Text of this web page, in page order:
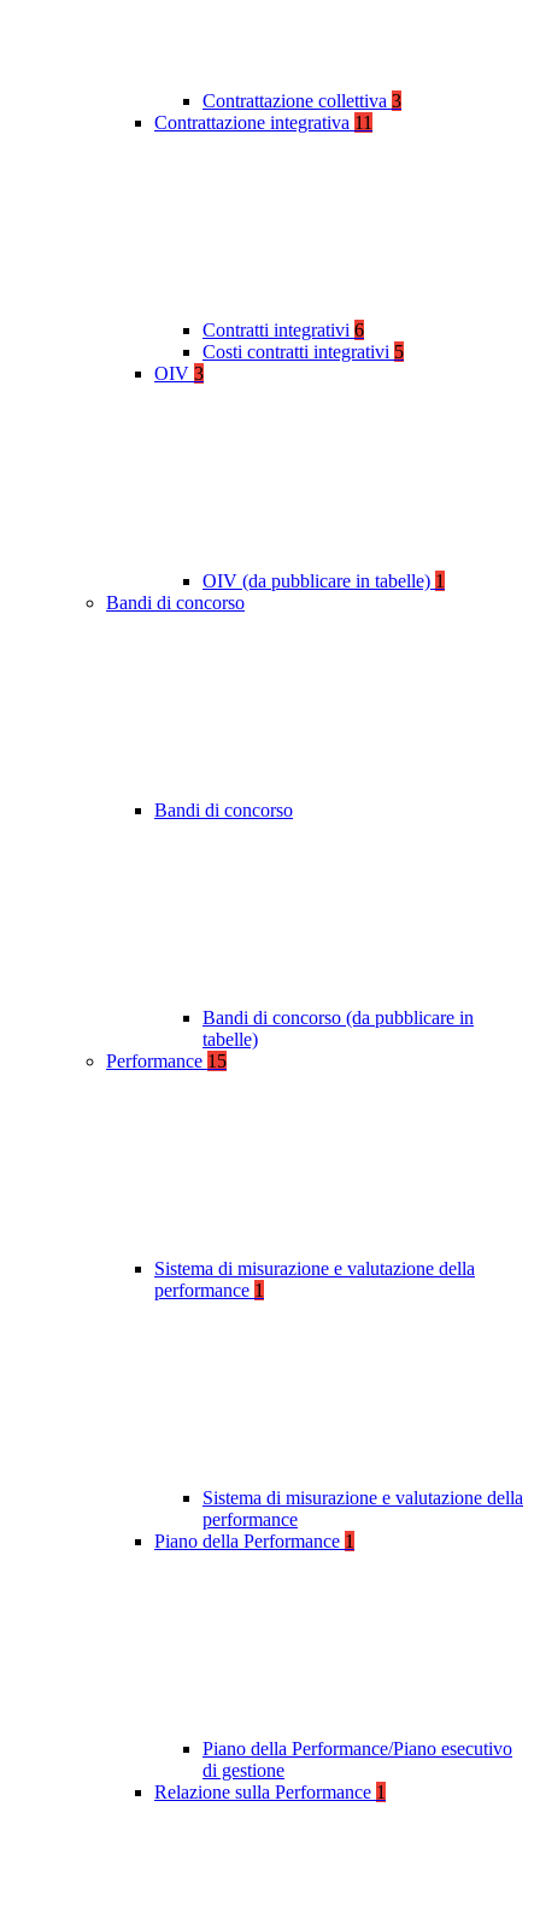
Contrattazione collettiva 3
Contrattazione integrativa 11
Contratti integrativi 6
Costi contratti integrativi 5
OIV 3
OIV (da pubblicare in tabelle) 1
Bandi di concorso
Bandi di concorso
Bandi di concorso (da pubblicare in
tabelle)
Performance 15
Sistema di misurazione e valutazione della
performance 1
Sistema di misurazione e valutazione della
performance
Piano della Performance 1
Piano della Performance/Piano esecutivo
di gestione
Relazione sulla Performance 1